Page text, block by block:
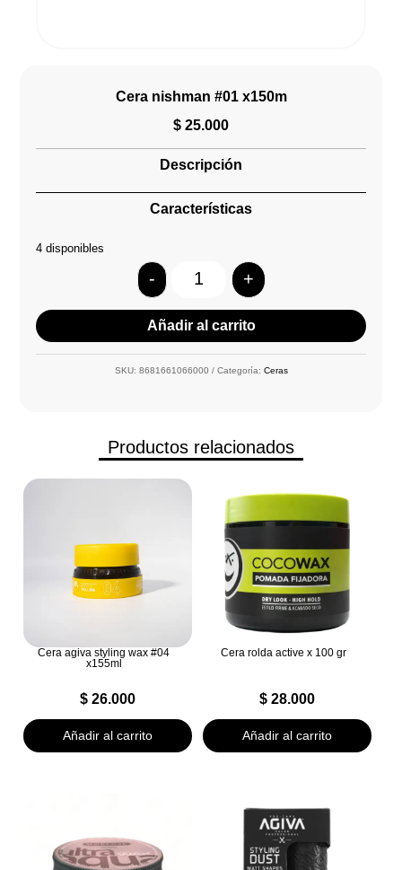
Cera nishman #01 x150m
$ 25.000
Descripción
Características
4 disponibles
Quantity
- +
Añadir al carrito
SKU: 8681661066000 Categoría: Ceras
Productos relacionados
Cera agiva styling wax #04
x155ml
$26.000
Añadir al carrito
Cera rolda active x 100 gr
$28.000
Añadir al carrito